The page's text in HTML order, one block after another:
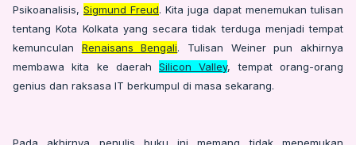
Psikoanalisis, Sigmund Freud. Kita juga dapat menemukan tulisan
tentang Kota Kolkata yang secara tidak terduga menjadi tempat
kemunculan Renaisans Bengali. Tulisan Weiner pun akhirnya
membawa kita ke daerahSilicon Valley, tempat orang-orang
genius dan raksasa IT berkumpul di masa sekarang.